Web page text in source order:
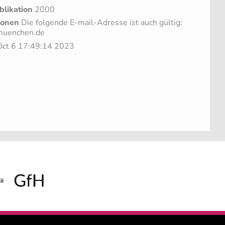
2000
Die folgende E-mail-Adresse ist auch gültig:
6 17:49:14 2023